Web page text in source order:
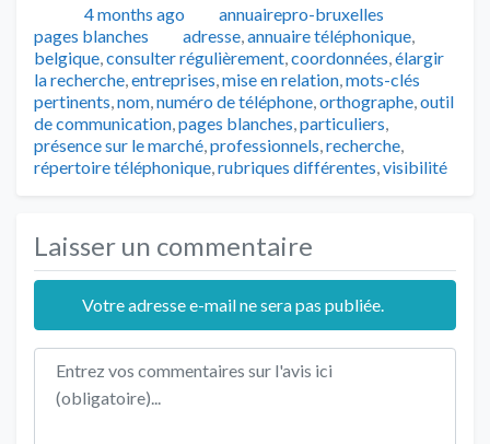
Publié
4 months ago Auteur
annuairepro-bruxelles
pages blanches
Tags
adresse,annuaire téléphonique,
belgique,consulter régulièrement,coordonnées,élargir
la recherche,entreprises,mise en relation,mots-clés
pertinents,nom,numéro de téléphone,orthographe,outil
de communication,pages blanches,particuliers,
présence sur le marché,professionnels,recherche,
répertoire téléphonique,rubriques différentes,visibilité
Laisser un commentaire
Votre adresse e-mail ne sera pas publiée.
Texte de l'avis